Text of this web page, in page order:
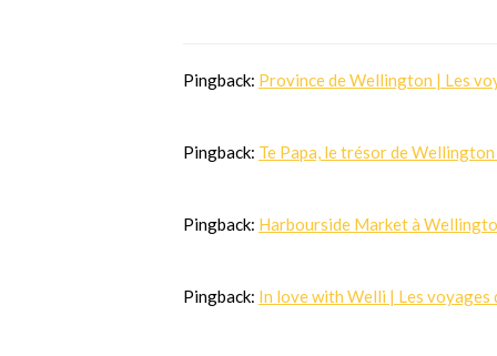
Pingback: Province de Wellington | Les
Pingback: Te Papa, le trésor de
Pingback: Harbourside Market à
Pingback: In love with Welli | Les voyages